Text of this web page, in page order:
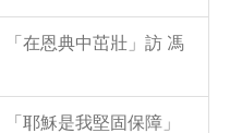
在恩典中茁壯」訪 馮
耶穌是我堅固保障」